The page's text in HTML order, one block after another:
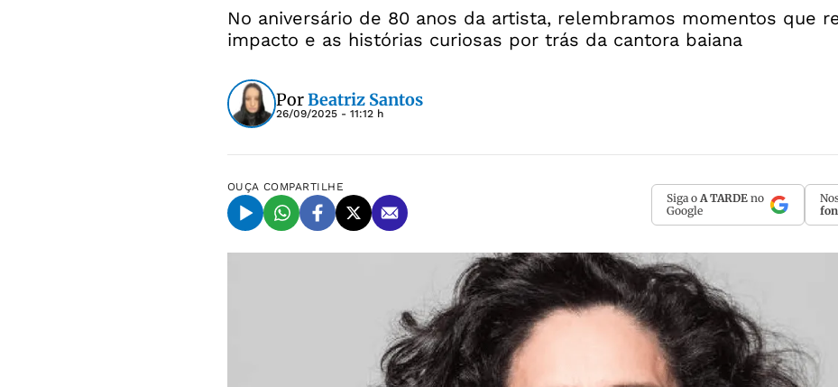
No aniversário de 80 anos da artista, relembramos momentos que
impacto e as histórias curiosas por trás da cantora baiana
PorBeatriz Santos
26/09/2025 - 11:12 h
OUÇA COMPARTILHE
Siga o A TARDE no
Google